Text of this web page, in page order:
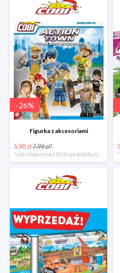
-26%
Figurka z akcesoriami
5.90 zł7.99 zł*